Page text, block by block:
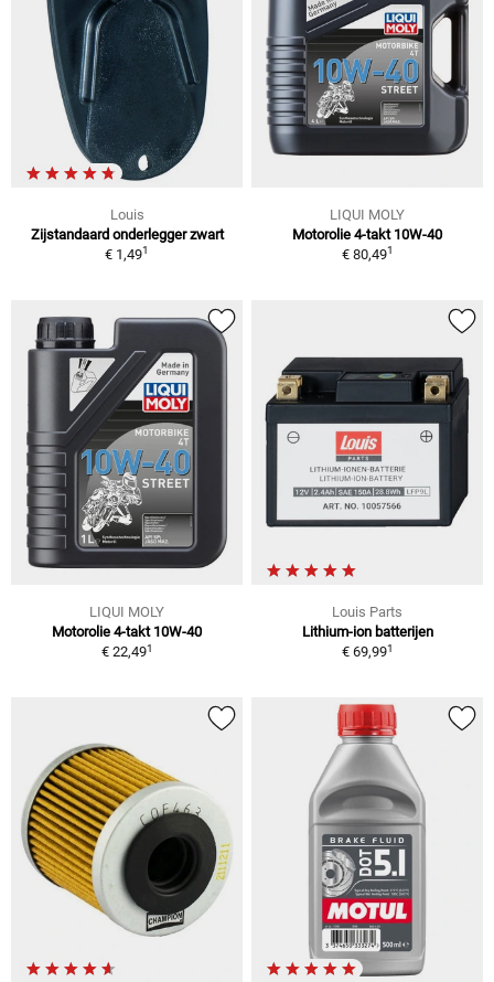
Louis
Zijstandaard onderlegger zwart
€ 1,491
LIQUI MOLY
Motorolie 4-takt 10W-40
€ 80,491
LIQUI MOLY
Motorolie 4-takt 10W-40
€ 22,491
Louis Parts
Lithium-ion batterijen
€ 69,991